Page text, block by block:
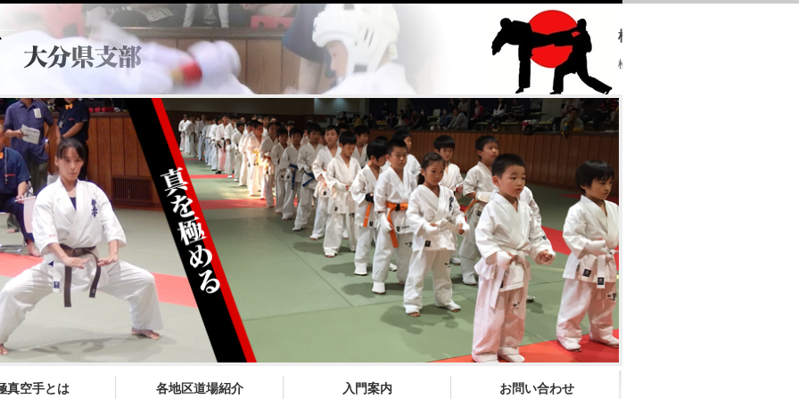
極真会館 大分県支部
極真会館 大分県支部 ホームページへ
真空手とは 各地区道場紹介 入門案内 お問い合わせ